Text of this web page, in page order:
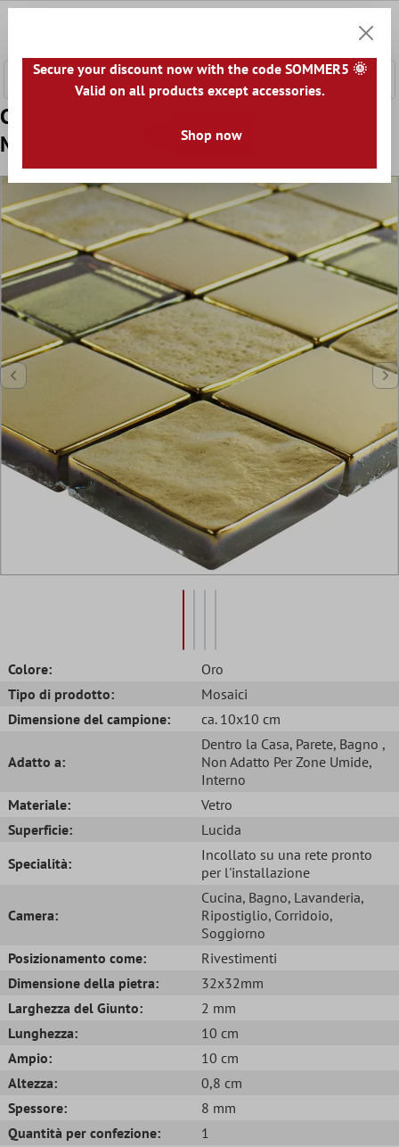
Campione Mosaico Di Vetro Piastrelle
Midland Oro
Colore:
Oro
Tipo di prodotto:
Mosaici
Dimensione del campione:
ca. 10x10 cm
Adatto a:
Dentro la Casa, Parete, Bagno ,
Non Adatto Per Zone Umide,
Interno
Materiale:
Vetro
Superficie:
Lucida
Specialità:
Incollato su una rete pronto
per l'installazione
Camera:
Cucina, Bagno, Lavanderia,
Ripostiglio, Corridoio,
Soggiorno
Posizionamento come:
Rivestimenti
Dimensione della pietra:
32x32mm
Larghezza del Giunto:
2 mm
Lunghezza:
10 cm
Ampio:
10 cm
Altezza:
0,8 cm
Spessore:
8 mm
Quantità per confezione:
1
Secure your discount now with the code SOMMER5 🌞
Valid on all products except accessories.
Shop now